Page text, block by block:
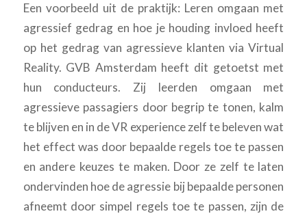
Een voorbeeld uit de praktijk: Leren omgaan met
agressief gedrag en hoe je houding invloed heeft
op het gedrag van agressieve klanten via Virtual
Reality. GVB Amsterdam heeft dit getoetst met
hun conducteurs. Zij leerden omgaan met
agressieve passagiers door begrip te tonen, kalm
te blijven en in de VR experience zelf te beleven wat
het effect was door bepaalde regels toe te passen
en andere keuzes te maken. Door ze zelf te laten
ondervinden hoe de agressie bij bepaalde personen
afneemt door simpel regels toe te passen, zijn de